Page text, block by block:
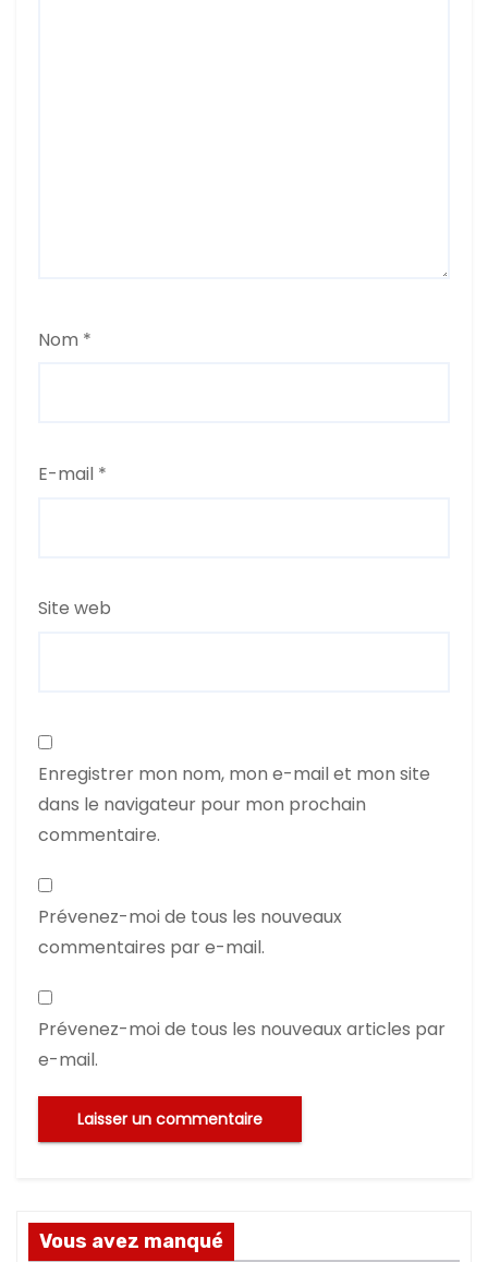
Nom *
E-mail *
Site web
Enregistrer mon nom, mon e-mail et mon site
dans le navigateur pour mon prochain
commentaire.
Prévenez-moi de tous les nouveaux
commentaires par e-mail.
Prévenez-moi de tous les nouveaux articles par
e-mail.
Vous avez manqué